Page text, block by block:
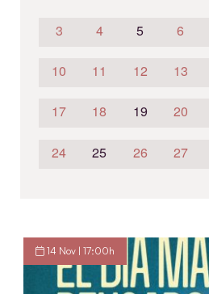
3 4 5 6
10 11 12 13
17 18 19 20
24 25 26 27
14 Nov | 17:00h